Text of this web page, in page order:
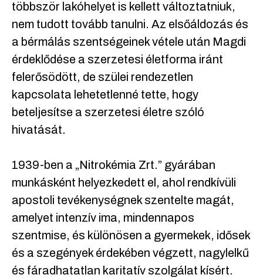
többször lakóhelyet is kellett változtatniuk,
nem tudott tovább tanulni. Az elsőáldozás és
a bérmálás szentségeinek vétele után Magdi
érdeklődése a szerzetesi életforma iránt
felerősödött, de szülei rendezetlen
kapcsolata lehetetlenné tette, hogy
beteljesítse a szerzetesi életre szóló
hivatását.
1939-ben a „Nitrokémia Zrt.” gyárában
munkásként helyezkedett el, ahol rendkívüli
apostoli tevékenységnek szentelte magát,
amelyet intenzív ima, mindennapos
szentmise, és különösen a gyermekek, idősek
és a szegények érdekében végzett, nagylelkű
és fáradhatatlan karitatív szolgálat kísért.